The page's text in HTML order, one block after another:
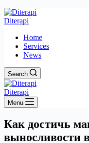
Diterapi
Home
Services
News
Search
Diterapi
Menu
Как достичь
выносливости